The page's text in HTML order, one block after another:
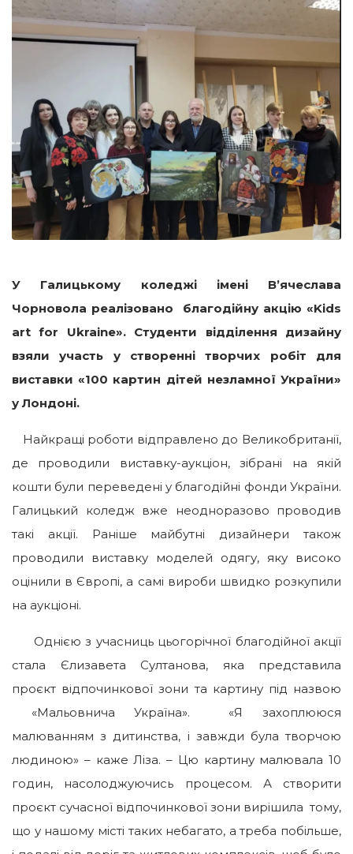
У Галицькому коледжі імені В’ячеслава
Чорновола реалізовано благодійну акцію «Kids
art for Ukraine». Студенти відділення дизайну
взяли участь у створенні творчих робіт для
виставки «100 картин дітей незламної України»
у Лондоні.
Найкращі роботи відправлено до Великобританії,
де проводили виставку-аукціон, зібрані на якій
кошти були переведені у благодійні фонди України.
Галицький коледж вже неодноразово проводив
такі акції. Раніше майбутні дизайнери також
проводили виставку моделей одягу, яку високо
оцінили в Європі, а самі вироби швидко розкупили
на аукціоні.
Однією з учасниць цьогорічної благодійної акції
стала Єлизавета Султанова, яка представила
проєкт відпочинкової зони та картину під назвою
«Мальовнича Україна». «Я захоплююся
малюванням з дитинства, і завжди була творчою
людиною» – каже Ліза. – Цю картину малювала 10
годин, насолоджуючись процесом. А створити
проєкт сучасної відпочинкової зони вирішила тому,
що у нашому місті таких небагато, а треба побільше,